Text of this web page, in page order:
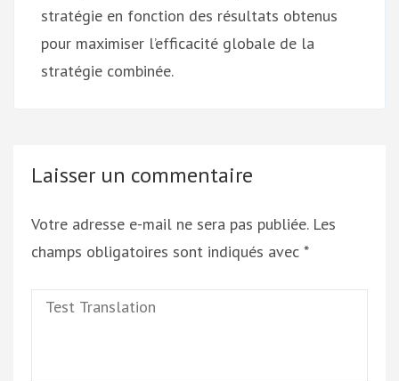
stratégie en fonction des résultats obtenus
pour maximiser l’efficacité globale de la
stratégie combinée.
Laisser un commentaire
Votre adresse e-mail ne sera pas publiée. Les
champs obligatoires sont indiqués avec *
Test